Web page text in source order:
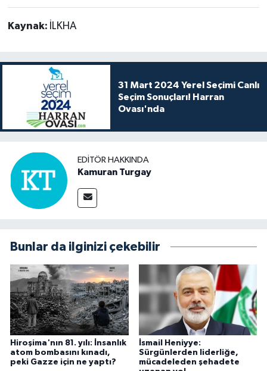
Kaynak: İLKHA
31 Mart 2024 Yerel Seçimi Canlı
Seçim Sonuçları! Harran
Ovası'nda
EDITÖR HAKKINDA
Kamuran Turgay
Bunlar da ilginizi çekebilir
Hiroşima'nın 81. yılı: İnsanlık
atom bombasını kınadı,
peki Gazze için ne yaptı?
İsmail Heniyye:
Sürgünlerden liderliğe,
mücadeleden şehadete